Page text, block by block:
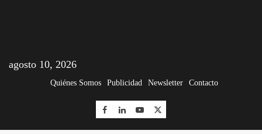
agosto 10, 2026
Quiénes Somos Publicidad Newsletter Contacto